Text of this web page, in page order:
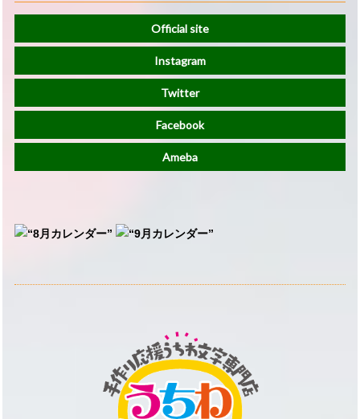
Official site
Instagram
Twitter
Facebook
Ameba